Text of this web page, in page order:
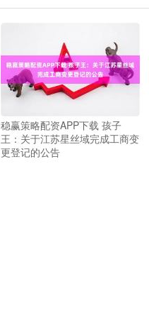
稳赢策略配资APP下载 孩子
王：关于江苏星丝域完成工商变
更登记的公告